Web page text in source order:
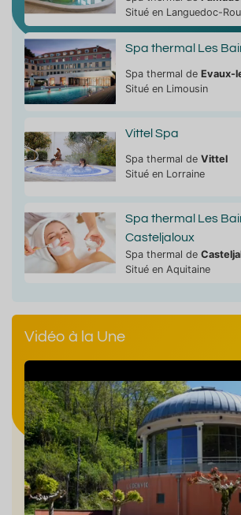
Situé en Languedoc-
Spa thermal Les
Spa thermal de Evaux-
Situé en Limousin
Vittel Spa
Spa thermal de Vittel
Situé en Lorraine
Spa thermal Les
Casteljaloux
Spa thermal de
Situé en Aquitaine
Vidéo à la Une